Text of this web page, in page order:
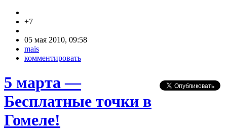
+7
05 мая 2010, 09:58
mais
комментировать
5 марта —
Бесплатные точки в
Гомеле!